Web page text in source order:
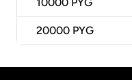
10000 PYG
20000 PYG